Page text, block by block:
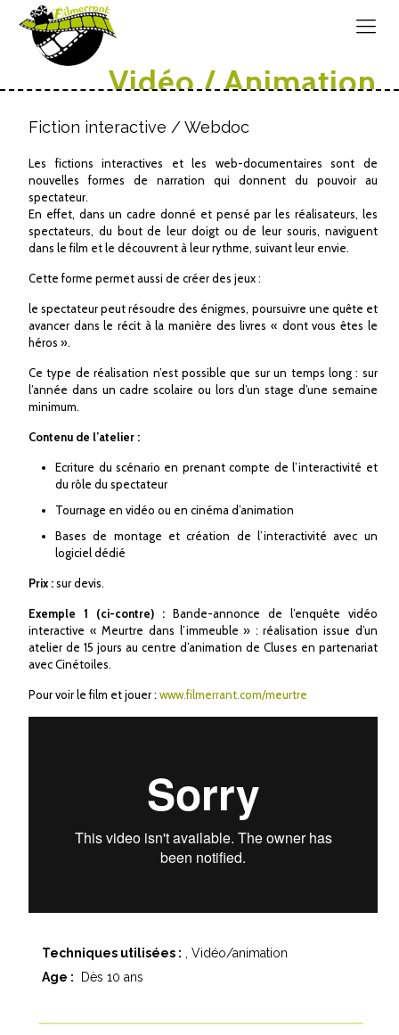
Vidéo / Animation
Fiction interactive / Webdoc
Les fictions interactives et les web-documentaires sont de
nouvelles formes de narration qui donnent du pouvoir au
spectateur.
En effet, dans un cadre donné et pensé par les réalisateurs, les
spectateurs, du bout de leur doigt ou de leur souris, naviguent
dans le film et le découvrent à leur rythme, suivant leur envie.
Cette forme permet aussi de créer des jeux :
le spectateur peut résoudre des énigmes, poursuivre une quête et
avancer dans le récit à la manière des livres « dont vous êtes le
héros ».
Ce type de réalisation n’est possible que sur un temps long : sur
l’année dans un cadre scolaire ou lors d’un stage d’une semaine
minimum.
Contenu de l’atelier :
Ecriture du scénario en prenant compte de l’interactivité et
du rôle du spectateur
Tournage en vidéo ou en cinéma d’animation
Bases de montage et création de l’interactivité avec un
logiciel dédié
Prix :sur devis.
Exemple 1 (ci-contre) : Bande-annonce de l’enquête vidéo
interactive « Meurtre dans l’immeuble » : réalisation issue d’un
atelier de 15 jours au centre d’animation de Cluses en partenariat
avec Cinétoiles.
Pour voir le film et jouer :www.filmerrant.com/meurtre
Techniques utilisées :
Vidéo/animation
Age : Dès 10 ans